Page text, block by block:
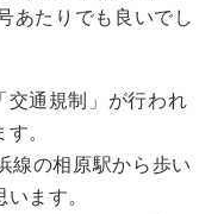
あたりでも良いでし
交通規制」が行われ
。
線の相原駅から歩い
ます。